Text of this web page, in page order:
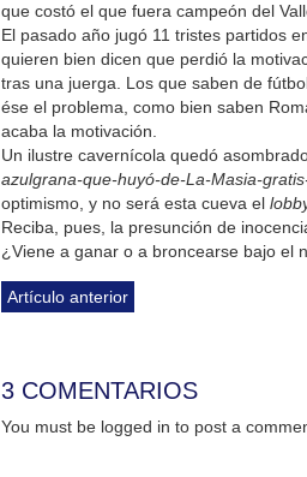
que costó el que fuera campeón del
El pasado año jugó 11 tristes partidos
quieren bien dicen que perdió la
tras una juerga. Los que saben de
ése el problema, como bien saben
acaba la motivación.
Un ilustre cavernícola quedó
azulgrana-que-huyó-de-La-Masia-
optimismo, y no será esta cueva el
Reciba, pues, la presunción de
¿Viene a ganar o a broncearse bajo el
Artículo anterior
3 COMENTARIOS
You must be logged in to post a